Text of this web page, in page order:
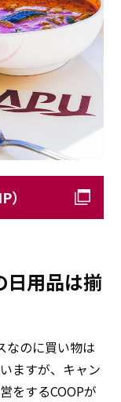
日用品は揃
なのに買い物は
ますが、キャン
をするCOOPが